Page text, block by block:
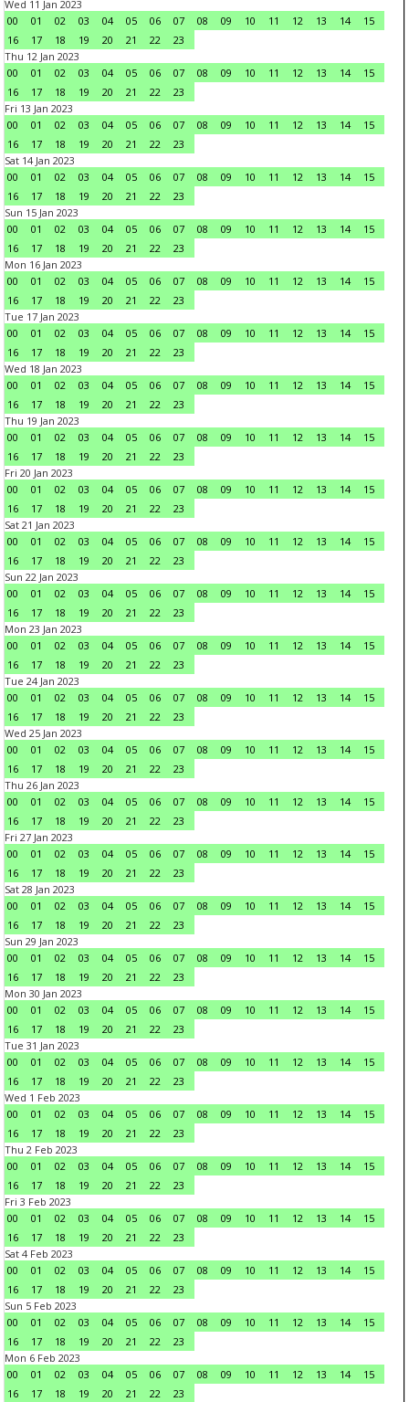
Wed 11 Jan 2023
00
01 02 03 04 05 06 07 08 09 10 11 12 13 14
15
16
17 18 19 20 21 22
23
Thu 12 Jan 2023
00
01 02 03 04 05 06 07 08 09 10 11 12 13 14
15
16
17 18 19 20 21 22
23
Fri 13 Jan 2023
00
01 02 03 04 05 06 07 08 09 10 11 12 13 14
15
16
17 18 19 20 21 22
23
Sat 14 Jan 2023
00
01 02 03 04 05 06 07 08 09 10 11 12 13 14
15
16
17 18 19 20 21 22
23
Sun 15 Jan 2023
00
01 02 03 04 05 06 07 08 09 10 11 12 13 14
15
16
17 18 19 20 21 22
23
Mon 16 Jan 2023
00
01 02 03 04 05 06 07 08 09 10 11 12 13 14
15
16
17 18 19 20 21 22
23
Tue 17 Jan 2023
00
01 02 03 04 05 06 07 08 09 10 11 12 13 14
15
16
17 18 19 20 21 22
23
Wed 18 Jan 2023
00
01 02 03 04 05 06 07 08 09 10 11 12 13 14
15
16
17 18 19 20 21 22
23
Thu 19 Jan 2023
00
01 02 03 04 05 06 07 08 09 10 11 12 13 14
15
16
17 18 19 20 21 22
23
Fri 20 Jan 2023
00
01 02 03 04 05 06 07 08 09 10 11 12 13 14
15
16
17 18 19 20 21 22
23
Sat 21 Jan 2023
00
01 02 03 04 05 06 07 08 09 10 11 12 13 14
15
16
17 18 19 20 21 22
23
Sun 22 Jan 2023
00
01 02 03 04 05 06 07 08 09 10 11 12 13 14
15
16
17 18 19 20 21 22
23
Mon 23 Jan 2023
00
01 02 03 04 05 06 07 08 09 10 11 12 13 14
15
16
17 18 19 20 21 22
23
Tue 24 Jan 2023
00
01 02 03 04 05 06 07 08 09 10 11 12 13 14
15
16
17 18 19 20 21 22
23
Wed 25 Jan 2023
00
01 02 03 04 05 06 07 08 09 10 11 12 13 14
15
16
17 18 19 20 21 22
23
Thu 26 Jan 2023
00
01 02 03 04 05 06 07 08 09 10 11 12 13 14
15
16
17 18 19 20 21 22
23
Fri 27 Jan 2023
00
01 02 03 04 05 06 07 08 09 10 11 12 13 14
15
16
17 18 19 20 21 22
23
Sat 28 Jan 2023
00
01 02 03 04 05 06 07 08 09 10 11 12 13 14
15
16
17 18 19 20 21 22
23
Sun 29 Jan 2023
00
01 02 03 04 05 06 07 08 09 10 11 12 13 14
15
16
17 18 19 20 21 22
23
Mon 30 Jan 2023
00
01 02 03 04 05 06 07 08 09 10 11 12 13 14
15
16
17 18 19 20 21 22
23
Tue 31 Jan 2023
00
01 02 03 04 05 06 07 08 09 10 11 12 13 14
15
16
17 18 19 20 21 22
23
Wed 1 Feb 2023
00
01 02 03 04 05 06 07 08 09 10 11 12 13 14
15
16
17 18 19 20 21 22
23
Thu 2 Feb 2023
00
01 02 03 04 05 06 07 08 09 10 11 12 13 14
15
16
17 18 19 20 21 22
23
Fri 3 Feb 2023
00
01 02 03 04 05 06 07 08 09 10 11 12 13 14
15
16
17 18 19 20 21 22
23
Sat 4 Feb 2023
00
01 02 03 04 05 06 07 08 09 10 11 12 13 14
15
16
17 18 19 20 21 22
23
Sun 5 Feb 2023
00
01 02 03 04 05 06 07 08 09 10 11 12 13 14
15
16
17 18 19 20 21 22
23
Mon 6 Feb 2023
00
01 02 03 04 05 06 07 08 09 10 11 12 13 14
15
16
17 18 19 20 21 22
23